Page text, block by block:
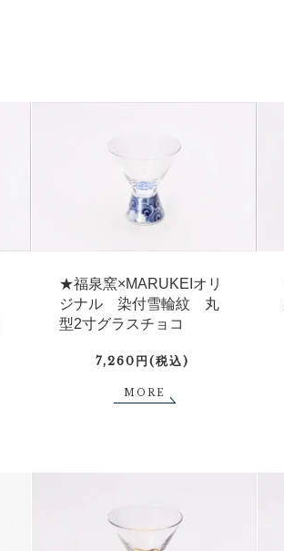
★福泉窯×MARUKEIオリ
ジナル 染付雪輪紋 丸
型2寸グラスチョコ
7,260円(税込)
MORE